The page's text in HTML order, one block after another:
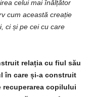
celui mai înălțător
cum această creație
ci și pe cei cu care
relația cu fiul său
în care și-a construit
recuperarea copilului